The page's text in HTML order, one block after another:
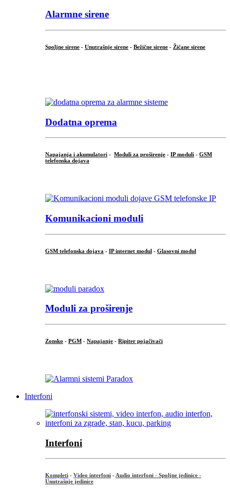
Alarmne sirene
Spoljne sirene - Unutrašnje sirene - Bežične sirene - Žičane sirene
Dodatna oprema
Napajanja i akumulatori - Moduli za proširenje - IP moduli - GSM
telefonska dojava
Komunikacioni moduli
GSM telefonska dojava - IP internet modul - Glasovni modul
Moduli za proširenje
Zonsko - PGM - Napajanje - Ripiter pojačivači
Interfoni
Interfoni
Kompleti - Video interfoni - Audio interfoni - Spoljne jedinice -
Unutrašnje jedinice